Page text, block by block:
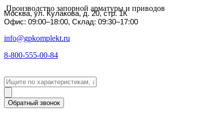
Производство запорной арматуры и приводов
Москва, ул. Кулакова, д. 20, стр. 1К
Офис: 09:00–18:00, Склад: 09:30–17:00
info@gpkomplekt.ru
8-800-555-00-84
Обратный звонок